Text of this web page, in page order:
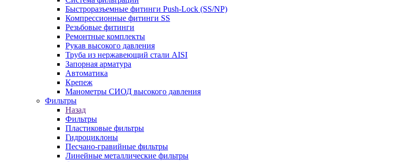
Быстроразъемные фитинги Push-Lock (SS/NP)
Компрессионные фитинги SS
Резьбовые фитинги
Ремонтные комплекты
Рукав высокого давления
Труба из нержавеющий стали AISI
Запорная арматура
Автоматика
Крепеж
Манометры СИОД высокого давления
Фильтры
Назад
Фильтры
Пластиковые фильтры
Гидроциклоны
Песчано-гравийные фильтры
Линейные металлические фильтры